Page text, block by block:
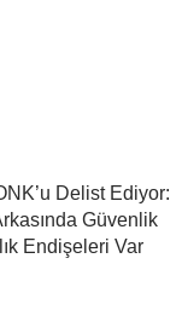
Delist Ediyor:
Güvenlik
Endişeleri Var